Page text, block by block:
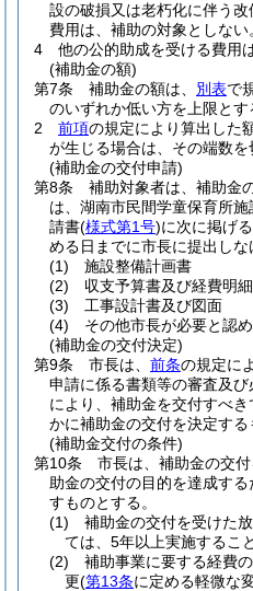
設の破損又は老朽化に伴う
費用は、補助の対象としない
4
他の公的助成を受ける費用
(補助金の額)
第7条
補助金の額は、 別表で
のいずれか低い方を上限とす
2
前項の規定により算出した
が生じる場合は、その端数を
(補助金の交付申請)
第8条
補助対象者は、補助金
は、湖南市民間学童保育所
請書(様式第1号)に次に掲げ
める日までに市長に提出しな
(1)
施設整備計画書
(2)
収支予算書及び経費明
(3)
工事設計書及び図面
(4)
その他市長が必要と認
(補助金の交付決定)
第9条
市長は、 前条の規定に
申請に係る書類等の審査及
により、補助金を交付すべ
かに補助金の交付を決定する
(補助金交付の条件)
第10条
市長は、補助金の交
助金の交付の目的を達成す
すものとする。
(1)
補助金の交付を受けた
ては、5年以上実施すること
(2)
補助事業に要する経費
更(第13条に定める軽微な